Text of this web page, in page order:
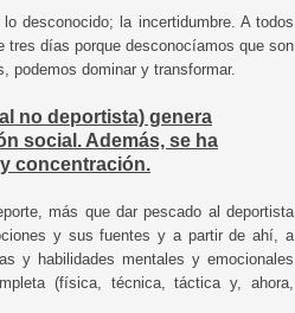
desconocido; la incertidumbre. A todos
tres días porque desconocíamos que son
podemos dominar y transformar.
no deportista) genera
social. Además, se ha
concentración.
más que dar pescado al deportista
y sus fuentes y a partir de ahí, a
y habilidades mentales y emocionales
(física, técnica, táctica y, ahora,